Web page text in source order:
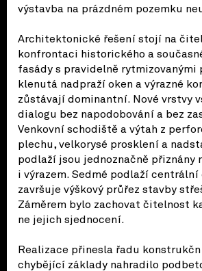
výstavba na prázdném pozemku
Architektonické řešení stojí na
konfrontaci historického a
fasády s pravidelně rytmizovanými
klenutá nadpraží oken a výrazné
zůstávají dominantní. Nové vrstvy
dialogu bez napodobování a bez
Venkovní schodiště a výtah z
plechu, velkorysé prosklení a
podlaží jsou jednoznačně přiznány
i výrazem. Sedmé podlaží centrální
završuje výškový průřez stavby
Záměrem bylo zachovat čitelnost
ne jejich sjednocení.
Realizace přinesla řadu
chybějící základy nahradilo